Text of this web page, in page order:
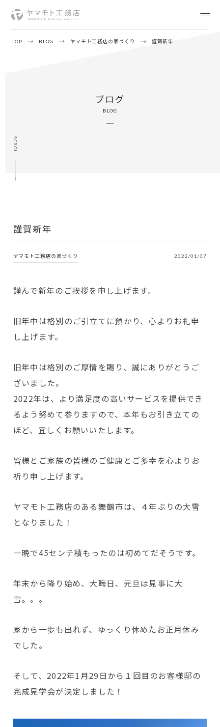
TOP BLOG ヤマモト工務店の家づくり 謹賀新年
SCROLL
ブログ
BLOG
謹賀新年
ヤマモト工務店の家づくり 2022/01/07
謹んで新年のご挨拶を申し上げます。
旧年中は格別のご引立てに預かり、心よりお礼申
し上げます。
旧年中は格別のご厚情を賜り、誠にありがとうご
ざいました。
2022年は、より満足度の高いサービスを提供でき
るよう努めて参りますので、本年もお引き立ての
ほど、宜しくお願いいたします。
皆様とご家族の皆様のご健康とご多幸を心よりお
祈り申し上げます。
ヤマモト工務店のある舞鶴市は、４年ぶりの大雪
となりました！
一晩で45センチ積もったのは初めてだそうです。
年末から降り始め、大晦日、元旦は見事に大
雪。。。
家から一歩も出れず、ゆっくり休めたお正月休み
でした。
そして、2022年1月29日から１回目のお客様邸の
完成見学会が決定しました！